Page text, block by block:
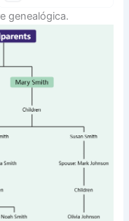
genealógica.